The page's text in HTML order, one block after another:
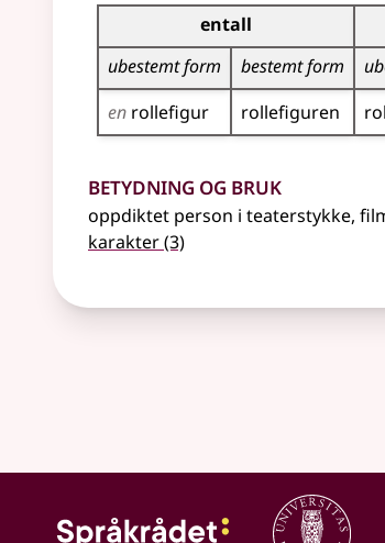
Bøyingstabell for dette substantivet
entall
ubestemt form
bestemt form
en rollefigur rollefiguren
Betydning og bruk
oppdiktet person i teaterstykke,
karakter(3)